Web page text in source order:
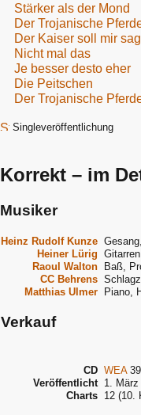
Stärker als der Mond
Der Trojanische
Der Kaiser soll mir
Nicht mal das
Je besser desto eher
Die Peitschen
Der Trojanische
Singleveröffentlichung
Korrekt – im
Musiker
Heinz Rudolf Kunze
Heiner Lürig
Raoul Walton Baß,
CC Behrens
Matthias Ulmer Piano,
Verkauf
CD WEA
Veröffentlicht 1. März
Charts 12 (10.